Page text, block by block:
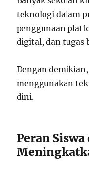
teknologi dalam
penggunaan
digital, dan tugas
Dengan
menggunakan
dini.
Peran Siswa